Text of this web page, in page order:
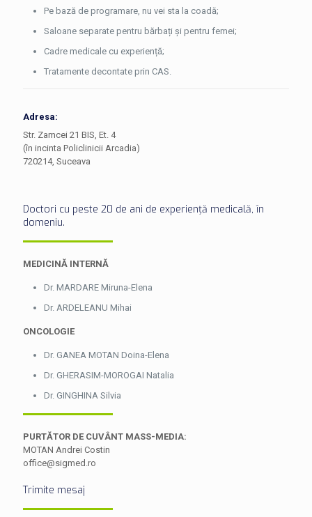
Pe bază de programare, nu vei sta la coadă;
Saloane separate pentru bărbați și pentru femei;
Cadre medicale cu experiență;
Tratamente decontate prin CAS.
Adresa:
Str. Zamcei 21 BIS, Et. 4
(în incinta Policlinicii Arcadia)
720214, Suceava
Doctori cu peste 20 de ani de experiență medicală, în
domeniu.
MEDICINĂ INTERNĂ
Dr. MARDARE Miruna-Elena
Dr. ARDELEANU Mihai
ONCOLOGIE
Dr. GANEA MOTAN Doina-Elena
Dr. GHERASIM-MOROGAI Natalia
Dr. GINGHINA Silvia
PURTĂTOR DE CUVÂNT MASS-MEDIA:
MOTAN Andrei Costin
office@sigmed.ro
Trimite mesaj